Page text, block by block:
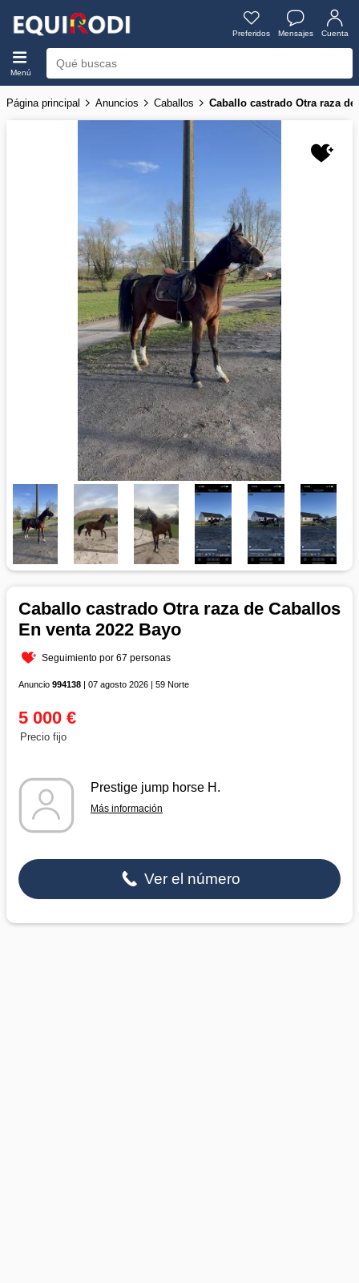
Preferidos Mensajes Cuenta
Menú
Página principal Anuncios Caballos Caballo castrado Otra raza
Caballo castrado Otra raza de Caballos
En venta 2022 Bayo
Seguimiento por 67 personas
Anuncio 994138 | 07 agosto 2026 | 59 Norte
5 000 €
Precio fijo
Prestige jump horse H.
Más información
Ver el número